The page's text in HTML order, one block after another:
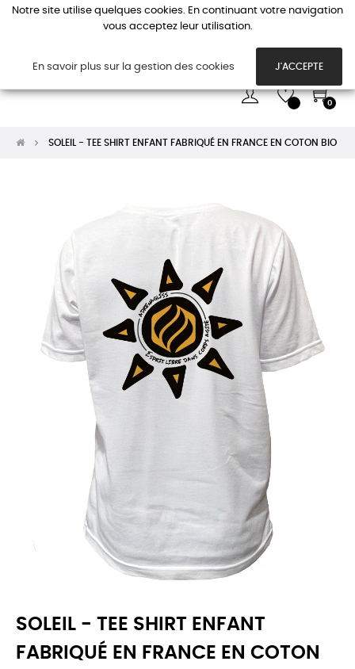
la
0
SOLEIL - TEE SHIRT ENFANT FABRIQUÉ EN FRANCE EN COTON BIO
SOLEIL - TEE SHIRT ENFANT
FABRIQUÉ EN FRANCE EN COTON
Notre site utilise quelques cookies. En continuant votre navigation
vous acceptez leur utilisation.
En savoir plus sur la gestion des cookies J'ACCEPTE